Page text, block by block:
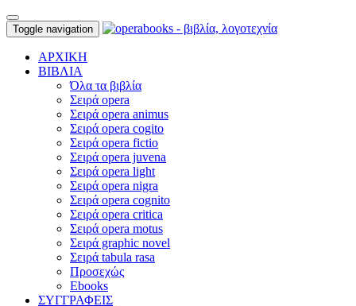
Toggle navigation
ΑΡΧΙΚΗ
ΒΙΒΛΙΑ
Όλα τα βιβλία
Σειρά opera
Σειρά opera animus
Σειρά opera cogito
Σειρά opera fictio
Σειρά opera juvena
Σειρά opera light
Σειρά opera nigra
Σειρά opera cognito
Σειρά opera critica
Σειρά opera motus
Σειρά graphic novel
Σειρά tabula rasa
Προσεχώς
Ebooks
ΣΥΓΓΡΑΦΕΙΣ